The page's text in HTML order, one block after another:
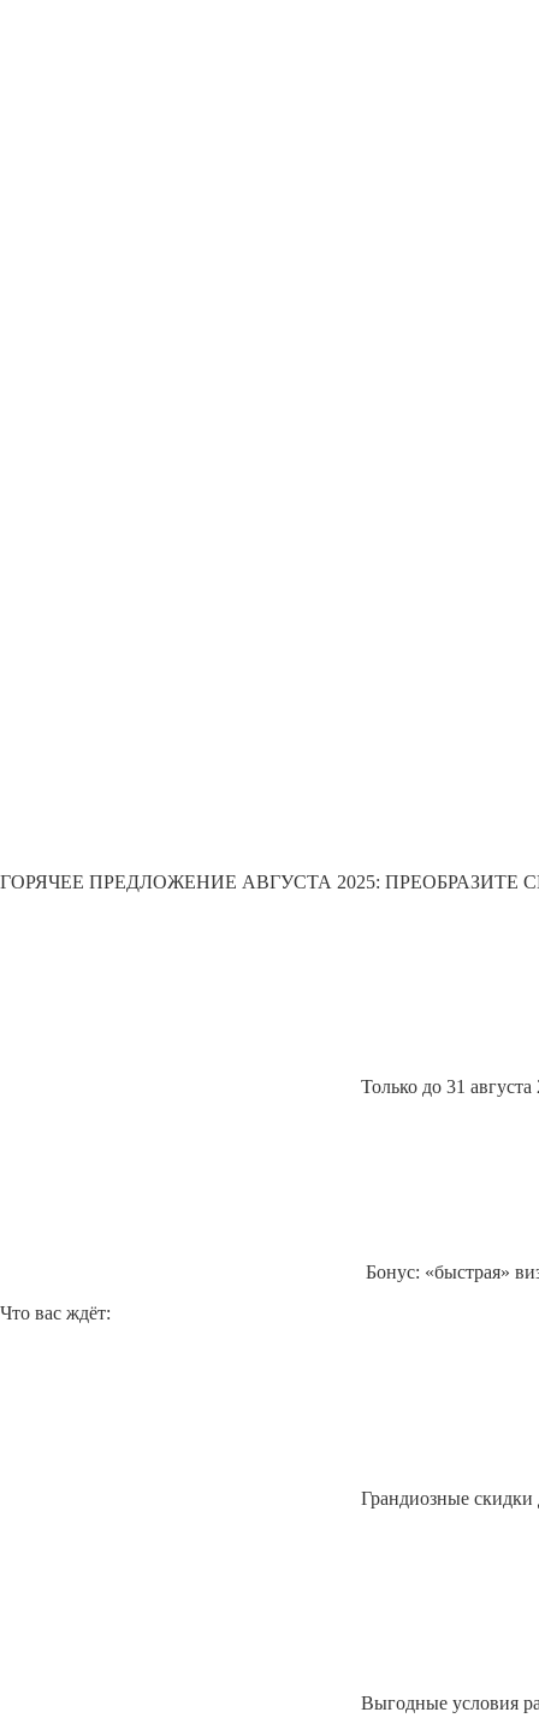
ГОРЯЧЕЕ ПРЕДЛОЖЕНИЕ АВГУСТА 2025:
Только до 31
Бонус: «быстрая»
Что вас ждёт:
Грандиозные скидки
Выгодные условия